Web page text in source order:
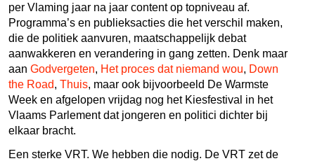
per Vlaming jaar na jaar content op topniveau af.
Programma’s en publieksacties die het verschil maken,
die de politiek aanvuren, maatschappelijk debat
aanwakkeren en verandering in gang zetten. Denk maar
aan Godvergeten, Het proces dat niemand wou, Down
the Road, Thuis, maar ook bijvoorbeeld De Warmste
Week en afgelopen vrijdag nog het Kiesfestival in het
Vlaams Parlement dat jongeren en politici dichter bij
elkaar bracht.
Een sterke VRT. We hebben die nodig. De VRT zet de